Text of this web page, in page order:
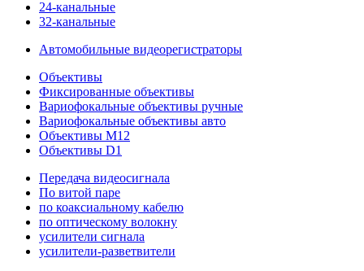
24-канальные
32-канальные
Автомобильные видеорегистраторы
Объективы
Фиксированные объективы
Вариофокальные объективы ручные
Вариофокальные объективы авто
Объективы M12
Объективы D1
Передача видеосигнала
По витой паре
по коаксиальному кабелю
по оптическому волокну
усилители сигнала
усилители-разветвители